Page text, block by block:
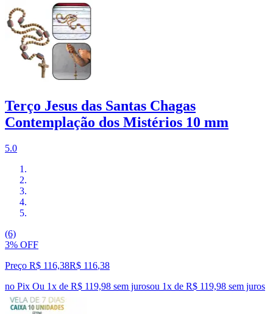
Terço Jesus das Santas Chagas
Contemplação dos Mistérios 10 mm
5.0
(6)
3% OFF
Preço R$ 116,38R$ 116,38
no Pix Ou 1x de R$ 119,98 sem jurosou 1x de R$ 119,98 sem juros